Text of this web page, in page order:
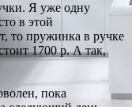
Я уже одну
в этой
то пружинка в ручке
1700 р. А так,
пока